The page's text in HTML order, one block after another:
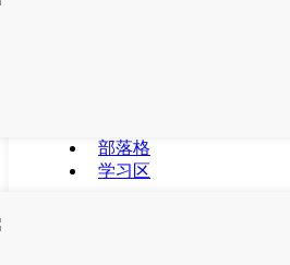
部落格
学习区